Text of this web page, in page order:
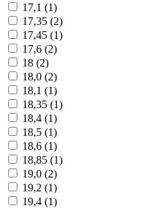
17,1 (1)
17,35 (2)
17,45 (1)
17,6 (2)
18 (2)
18,0 (2)
18,1 (1)
18,35 (1)
18,4 (1)
18,5 (1)
18,6 (1)
18,85 (1)
19,0 (2)
19,2 (1)
19,4 (1)